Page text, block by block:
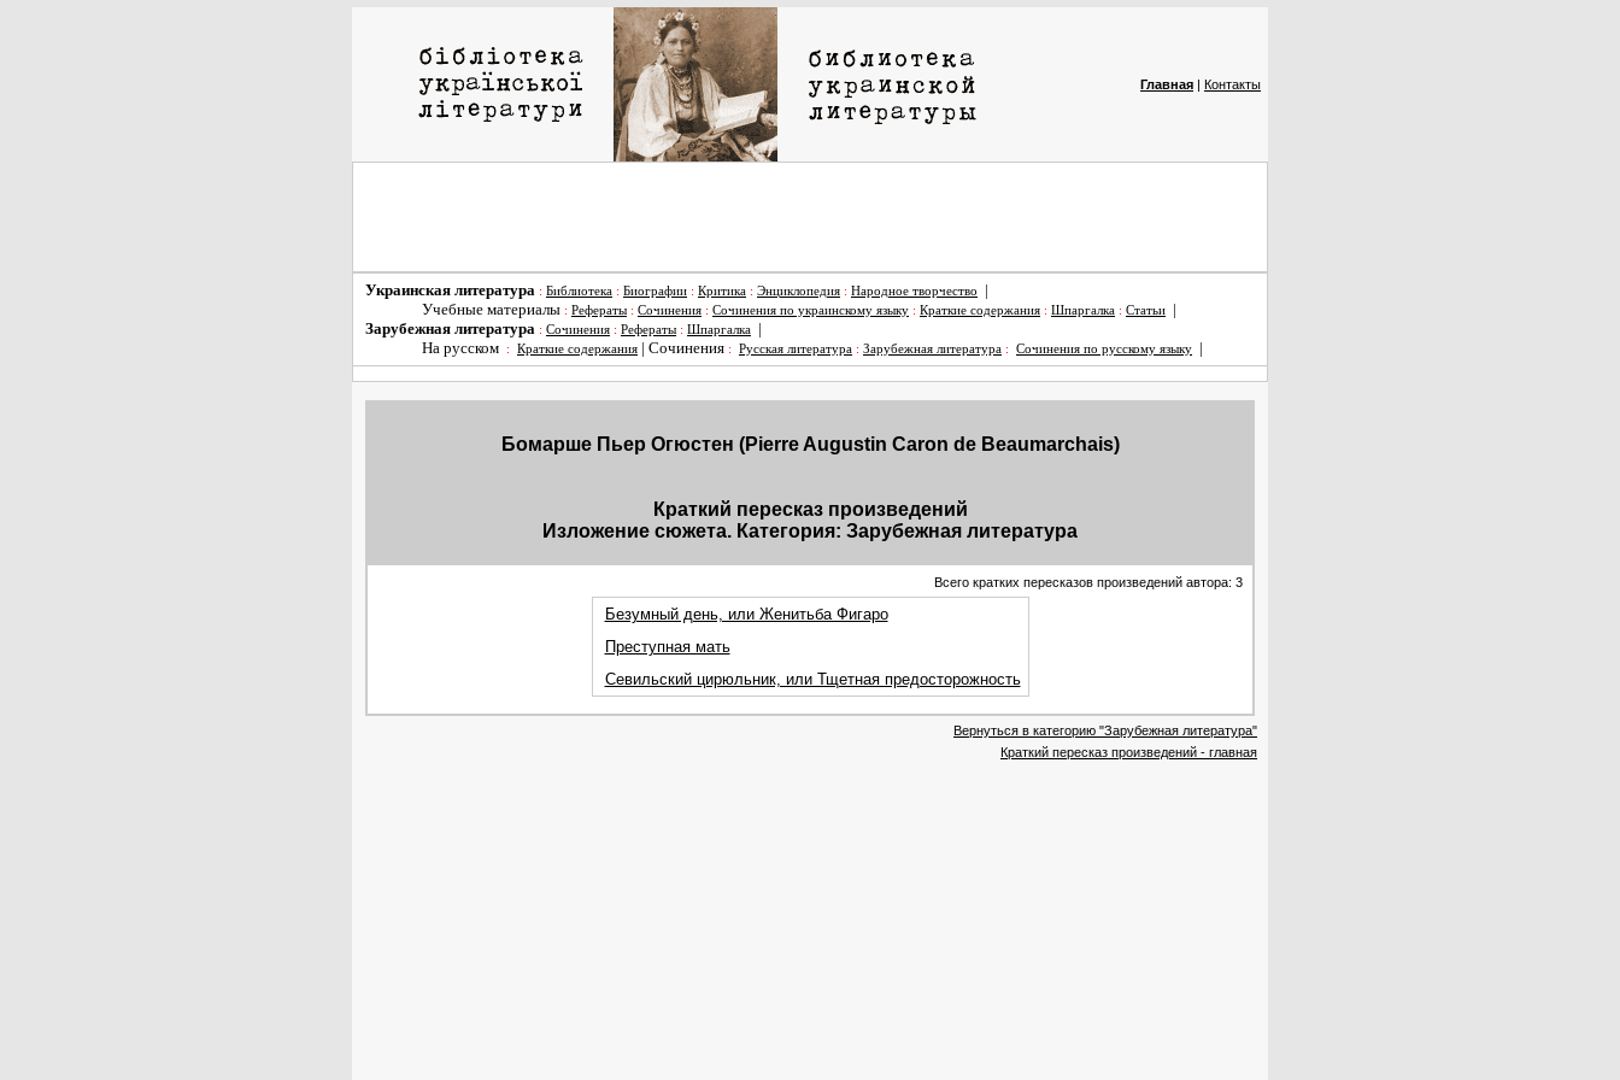
Главная | Контакты
Украинская литература : Библиотека : Биографии : Критика : Энциклопедия : Народное творчество
|
Учебные материалы : Рефераты : Сочинения : Сочинения по украинскому языку : Краткие содержания : Шпаргалка : Статьи
|
Зарубежная литература : Сочинения : Рефераты : Шпаргалка
|
На русском
: Краткие содержания | Сочинения : Русская литература : Зарубежная литература : Сочинения по русскому языку |
Бомарше Пьер Огюстен (Pierre Augustin Caron de Beaumarchais)
Краткий пересказ произведений
Изложение сюжета. Категория: Зарубежная литература
Всего кратких пересказов произведений автора: 3
Безумный день, или Женитьба Фигаро
Преступная мать
Севильский цирюльник, или Тщетная предосторожность
Вернуться в категорию "Зарубежная литература"
Краткий пересказ произведений - главная